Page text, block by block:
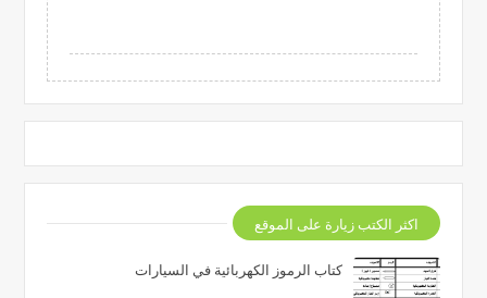
اكثر الكتب زيارة على الموقع
كتاب الرموز الكهربائية في السيارات